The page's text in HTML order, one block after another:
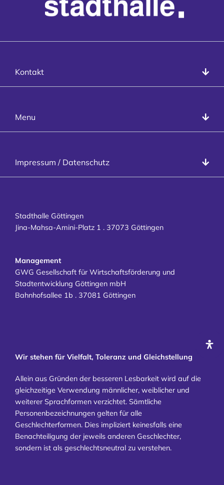
info@stadthalle-goettingen.de
T+49 551 99958-0
Kontakt
Menu
Impressum / Datenschutz
Stadthalle Göttingen
Jina-Mahsa-Amini-Platz 1 . 37073 Göttingen
Management
GWG Gesellschaft für Wirtschaftsförderung und
Stadtentwicklung Göttingen mbH
Bahnhofsallee 1b . 37081 Göttingen
Wir stehen für Vielfalt, Toleranz und Gleichstellung
Allein aus Gründen der besseren Lesbarkeit wird auf die
gleichzeitige Verwendung männlicher, weiblicher und
weiterer Sprachformen verzichtet. Sämtliche
Personenbezeichnungen gelten für alle
Geschlechterformen. Dies impliziert keinesfalls eine
Benachteiligung der jeweils anderen Geschlechter,
sondern ist als geschlechtsneutral zu verstehen.